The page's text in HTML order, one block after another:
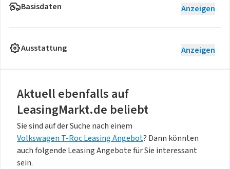
Basisdaten Anzeigen
Ausstattung Anzeigen
Aktuell ebenfalls auf
LeasingMarkt.de beliebt
Sie sind auf der Suche nach einem
Volkswagen T-Roc Leasing Angebot? Dann könnten
auch folgende Leasing Angebote für Sie interessant
sein.